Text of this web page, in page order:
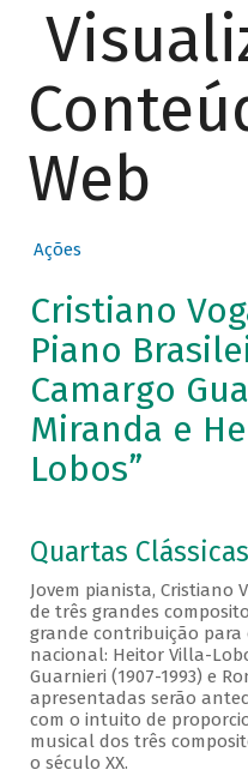
Web
Ações
Cristiano
Piano
Camargo
Miranda e
Lobos”
Quartas
Jovem pianista, Cristiano
de três grandes
grande contribuição
nacional: Heitor Villa-
Guarnieri (1907-1993) e
apresentadas serão
com o intuito de
musical dos três
o século XX.